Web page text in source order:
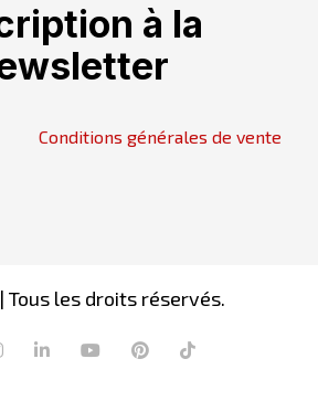
à la
Conditions générales de vente
Tous les droits réservés.